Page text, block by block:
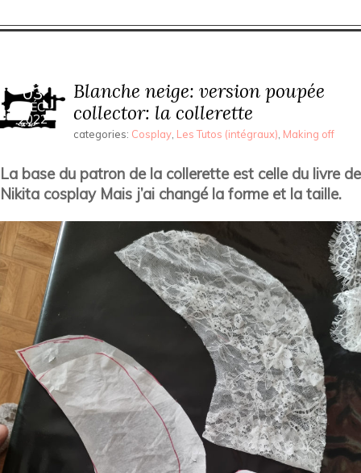
03
DÉC
2022
Blanche neige: version poupée
collector: la collerette
categories: Cosplay Les Tutos (intégraux) Making off
La base du patron de la collerette est celle du livre de
Nikita cosplay Mais j’ai changé la forme et la taille.